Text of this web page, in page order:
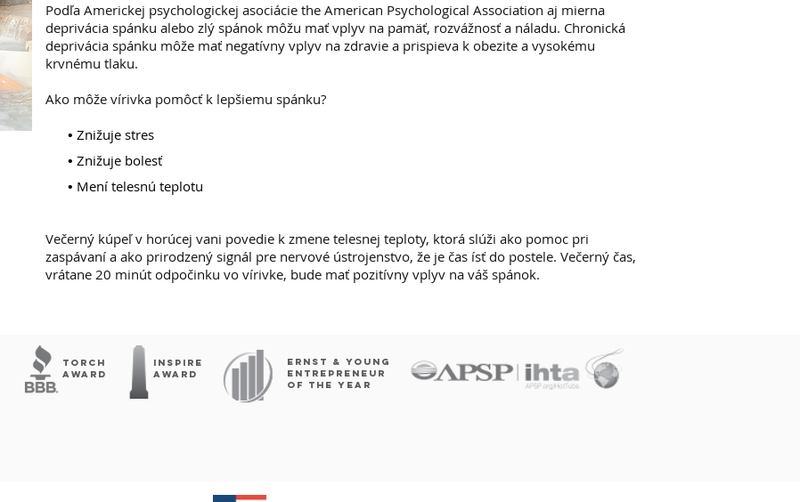
Podľa Americkej psychologickej asociácie the American Psychological Association aj mierna
deprivácia spánku alebo zlý spánok môžu mať vplyv na pamäť, rozvážnosť a náladu. Chronická
deprivácia spánku môže mať negatívny vplyv na zdravie a prispieva k obezite a vysokému
krvnému tlaku.
Ako môže vírivka pomôcť k lepšiemu spánku?
• Znižuje stres
• Znižuje bolesť
• Mení telesnú teplotu
Večerný kúpeľ v horúcej vani povedie k zmene telesnej teploty, ktorá slúži ako pomoc pri
zaspávaní a ako prirodzený signál pre nervové ústrojenstvo, že je čas ísť do postele. Večerný čas,
vrátane 20 minút odpočinku vo vírivke, bude mať pozitívny vplyv na váš spánok.
Torch
Award
INSPIRE
AWARD
ERNST & YOUNG
ENTREPRENEUR
OF THE YEAR